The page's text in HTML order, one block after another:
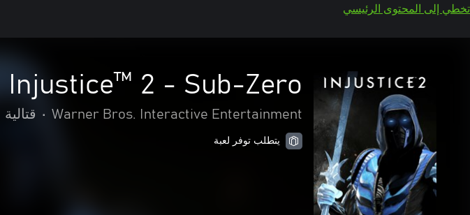
تخطي إلى المحتوى الرئيسي
Injustice™ 2 - Sub-Zero
Warner Bros. Interactive Entertainment
• قتالية
يتطلب توفر لعبة